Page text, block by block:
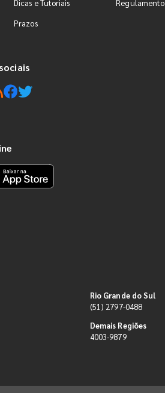
Dicas e Tutoriais Regulamento
Prazos
Rio Grande do Sul
(51) 2797-0488
Demais Regiões
4003-9879